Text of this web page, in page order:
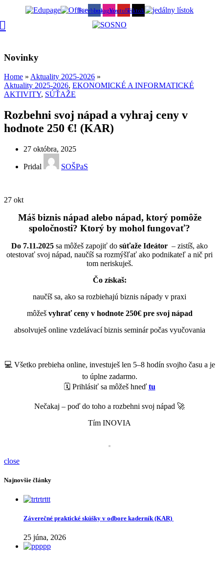
FacebookInstagramYoutubeTiktok
Novinky
Home » Aktuality 2025-2026 »
Aktuality 2025-2026, EKONOMICKÉ A INFORMATICKÉ
AKTIVITY, SÚŤAŽE
Rozbehni svoj nápad a vyhraj ceny v
hodnote 250 €! (KAR)
27 októbra, 2025
Pridal SOŠPaS
27 okt
Máš biznis nápad alebo nápad, ktorý pomôže
spoločnosti? Ktorý by mohol fungovať?
Do 7.11.2025 sa môžeš zapojiť do súťaže Ideátor – zistíš, ako
otestovať svoj nápad, naučíš sa rozmýšľať ako podnikateľ a nič pri
tom neriskuješ.
Čo získaš:
naučíš sa, ako sa rozbiehajú biznis nápady v praxi
môžeš vyhrať ceny v hodnote 250€ pre svoj nápad
absolvuješ online vzdelávací biznis seminár počas vyučovania
💻 Všetko prebieha online, investuješ len 5–8 hodín svojho času a je
to úplne zadarmo.
🗓 Prihlásiť sa môžeš hneď tu
Nečakaj – poď do toho a rozbehni svoj nápad 🚀
Tím INOVIA
close
Najnovšie články
Záverečné praktické skúšky v odbore kaderník (KAR)
25 júna, 2026